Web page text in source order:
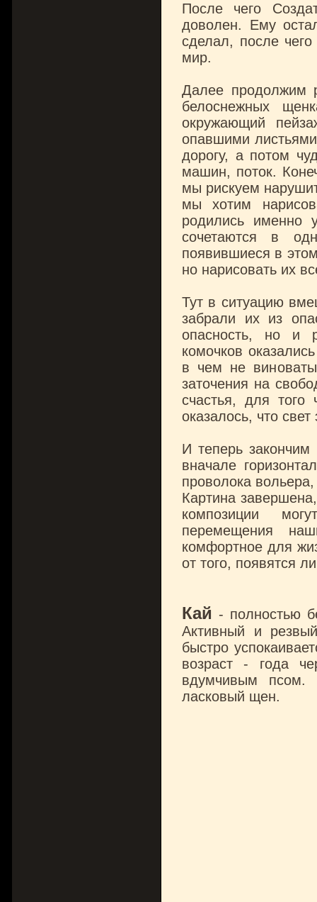
После чего
доволен. Ему
сделал, после
мир.
Далее продолжим
белоснежных
окружающий
опавшими
дорогу, а потом
машин, поток.
мы рискуем
мы хотим
родились именно
сочетаются в
появившиеся в
но нарисовать их
Тут в ситуацию
забрали их из
опасность, но и
комочков
в чем не
заточения на
счастья, для
оказалось, что
И теперь
вначале
проволока
Картина
композиции
перемещения
комфортное для
от того, появятся
Кай - полностью
Активный и
быстро
возраст - года
вдумчивым псом.
ласковый щен.